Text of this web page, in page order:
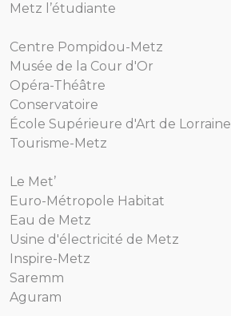
Metz l’étudiante
Centre Pompidou-Metz
Musée de la Cour d'Or
Opéra-Théâtre
Conservatoire
École Supérieure d'Art de Lorraine
Tourisme-Metz
Le Met’
Euro-Métropole Habitat
Eau de Metz
Usine d'électricité de Metz
Inspire-Metz
Saremm
Aguram